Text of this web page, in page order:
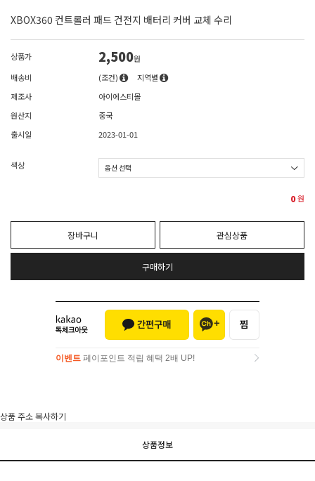
XBOX360 컨트롤러 패드 건전지 배터리 커버 교체 수리
상품가 2,500원
배송비
(조건)
지역별
제조사
아이에스티몰
원산지
중국
출시일
2023-01-01
색상
0원
장바구니 관심상품
구매하기
이벤트 페이포인트 적립 혜택 2배 UP!
상품 주소 복사하기
상품정보